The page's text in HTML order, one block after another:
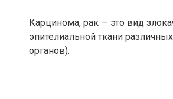
Карцинома, рак — это вид
эпителиальной ткани
органов).